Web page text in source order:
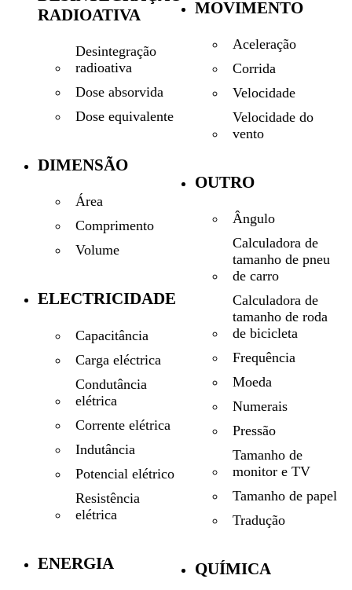
RADIOATIVA
Desintegração
radioativa
Dose absorvida
Dose equivalente
DIMENSÃO
Área
Comprimento
Volume
ELECTRICIDADE
Capacitância
Carga eléctrica
Condutância
elétrica
Corrente elétrica
Indutância
Potencial elétrico
Resistência
elétrica
ENERGIA
MOVIMENTO
Aceleração
Corrida
Velocidade
Velocidade do
vento
OUTRO
Ângulo
Calculadora de
tamanho de pneu
de carro
Calculadora de
tamanho de roda
de bicicleta
Frequência
Moeda
Numerais
Pressão
Tamanho de
monitor e TV
Tamanho de papel
Tradução
QUÍMICA